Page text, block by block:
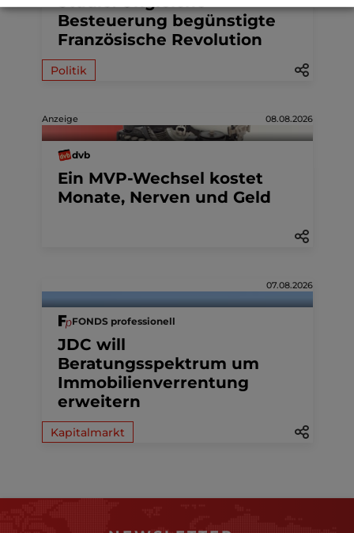
Besteuerung begünstigte
Französische Revolution
Politik
Anzeige 08.08.2026
dvb
Ein MVP-Wechsel kostet
Monate, Nerven und Geld
07.08.2026
FONDS professionell
JDC will
Beratungsspektrum um
Immobilienverrentung
erweitern
Kapitalmarkt